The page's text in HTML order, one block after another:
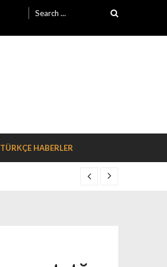
Search for:
TÜRKÇE HABERLER